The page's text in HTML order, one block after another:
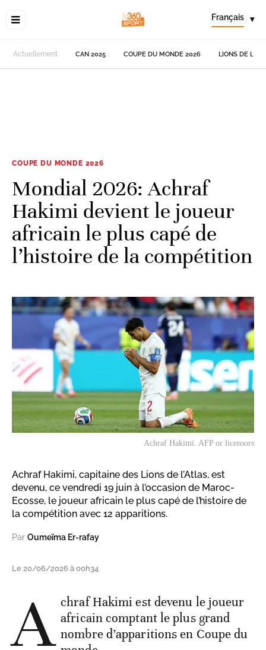
Français ▾
Actuellement CAN 2025 COUPE DU MONDE 2026 LIONS DE
COUPE DU MONDE 2026
Mondial 2026: Achraf
Hakimi devient le joueur
africain le plus capé de
l’histoire de la compétition
Achraf Hakimi. AFP or licensors
Achraf Hakimi, capitaine des Lions de l’Atlas, est
devenu, ce vendredi 19 juin à l’occasion de Maroc-
Ecosse, le joueur africain le plus capé de l’histoire de
la compétition avec 12 apparitions.
Par Oumeïma Er-rafay
Le 20/06/2026 à 00h34
A chraf Hakimi est devenu le joueur
africain comptant le plus grand
nombre d’apparitions en Coupe du